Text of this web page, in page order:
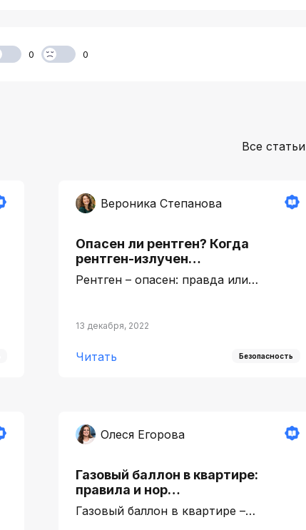
0 0
Все статьи
Вероника Степанова
Опасен ли рентген? Когда
рентген-излучен…
Рентген – опасен: правда или…
13 декабря, 2022
Читать Безопасность
Олеся Егорова
Газовый баллон в квартире:
правила и нор…
Газовый баллон в квартире –…